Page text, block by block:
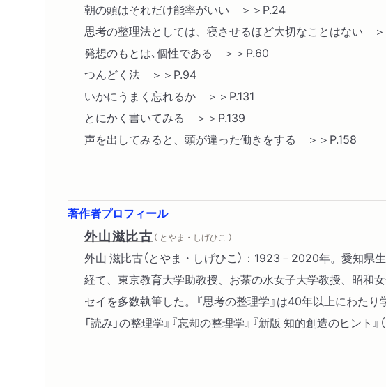
朝の頭はそれだけ能率がいい ＞＞P.24
思考の整理法としては、寝させるほど大切なことはない
発想のもとは､個性である ＞＞P.60
つんどく法 ＞＞P.94
いかにうまく忘れるか ＞＞P.131
とにかく書いてみる ＞＞P.139
声を出してみると、頭が違った働きをする ＞＞P.158
著作者プロフィール
外山滋比古 （ とやま・しげひこ ）
外山 滋比古（とやま・しげひこ）：1923－2020年。愛知県
経て、東京教育大学助教授、お茶の水女子大学教授、昭和
セイを多数執筆した。『思考の整理学』は40年以上にわた
「読み」の整理学』『忘却の整理学』『新版 知的創造のヒント』